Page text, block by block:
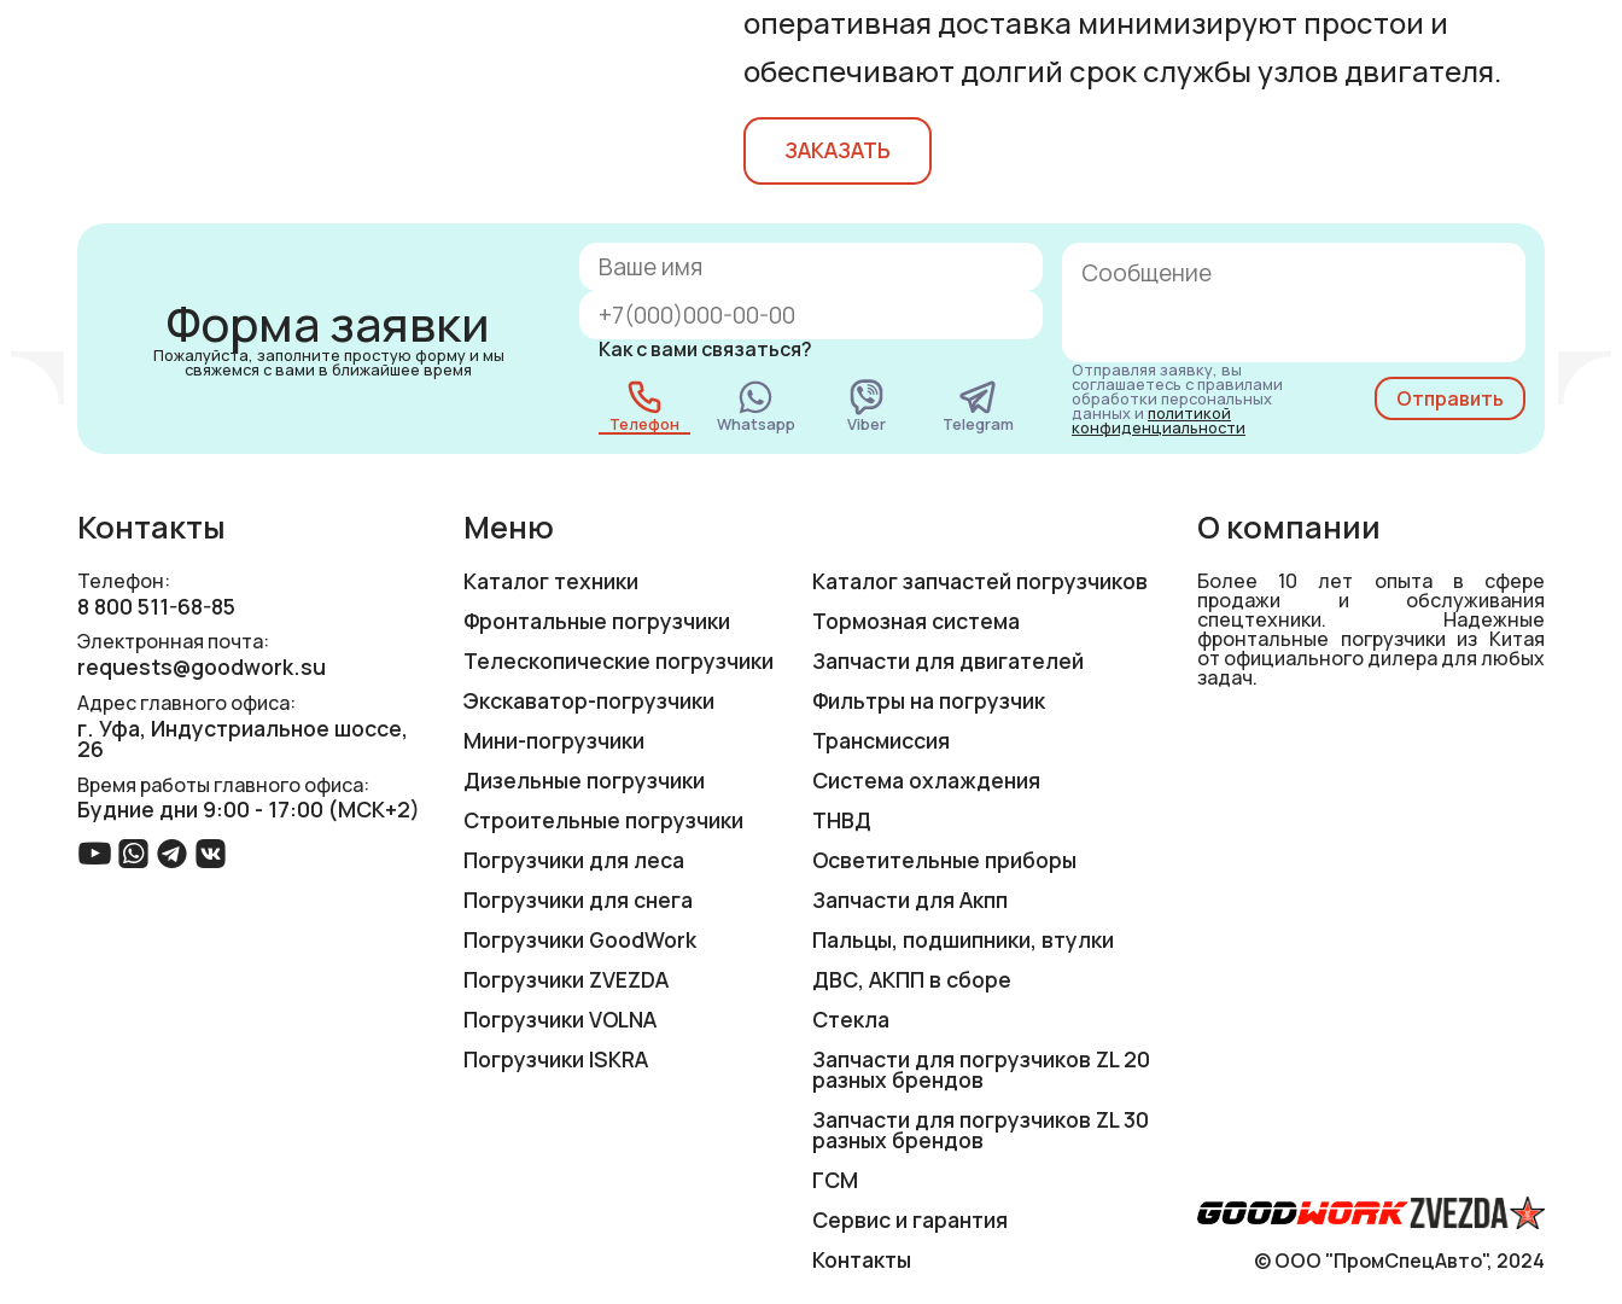
оперативная доставка минимизируют простои и
обеспечивают долгий срок службы узлов двигателя.
ЗАКАЗАТЬ
Форма заявки
Пожалуйста, заполните простую форму и мы
свяжемся с вами в ближайшее время
Как с вами связаться?
Телефон Whatsapp Viber Telegram
Отправляя заявку, вы
соглашаетесь с правилами
обработки персональных
данных и политикой
конфиденциальности
Контакты
Телефон:
8 800 511-68-85
Электронная почта:
requests@goodwork.su
Адрес главного офиса:
г. Уфа, ​Индустриальное шоссе,
26
Время работы главного офиса:
Будние дни 9:00 - 17:00 (МСК+2)
Меню
Каталог техники
Фронтальные погрузчики
Телескопические погрузчики
Экскаватор-погрузчики
Мини-погрузчики
Дизельные погрузчики
Строительные погрузчики
Погрузчики для леса
Погрузчики для снега
Погрузчики GoodWork
Погрузчики ZVEZDA
Погрузчики VOLNA
Погрузчики ISKRA
Каталог запчастей погрузчиков
Тормозная система
Запчасти для двигателей
Фильтры на погрузчик
Трансмиссия
Система охлаждения
ТНВД
Осветительные приборы
Запчасти для Акпп
Пальцы, подшипники, втулки
ДВС, АКПП в сборе
Стекла
Запчасти для погрузчиков ZL 20
разных брендов
Запчасти для погрузчиков ZL 30
разных брендов
ГСМ
Сервис и гарантия
Контакты
О компании
Более 10 лет опыта в сфере
продажи и обслуживания
спецтехники. Надежные
фронтальные погрузчики из Китая
от официального дилера для любых
задач.
© ООО "ПромСпецАвто", 2024